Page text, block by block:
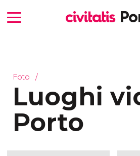
Foto
Luoghi
Porto